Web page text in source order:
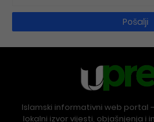
Islamski informativni web portal
lokalni izvor vijesti, objašnjenja i